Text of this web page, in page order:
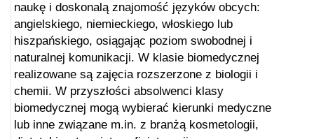
naukę i doskonalą znajomość języków obcych:
angielskiego, niemieckiego, włoskiego lub
hiszpańskiego, osiągając poziom swobodnej i
naturalnej komunikacji. W klasie biomedycznej
realizowane są zajęcia rozszerzone z biologii i
chemii. W przyszłości absolwenci klasy
biomedycznej mogą wybierać kierunki medyczne
lub inne związane m.in. z branżą kosmetologii,